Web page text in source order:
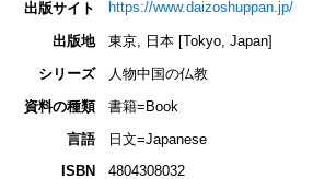
出版サイト
https://www.daizoshuppan.jp/
出版地
東京, 日本 [Tokyo, Japan]
シリーズ
人物中国の仏教
資料の種類
書籍=Book
言語
日文=Japanese
ISBN
4804308032